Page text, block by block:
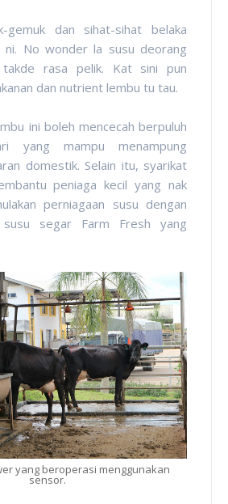
gemuk dan sihat-sihat belaka
ni. No wonder la susu deorang
rasa pelik. Kat sini pun
dan nutrient lembu tu tau.
ini boleh mencecah berpuluh
yang mampu menampung
domestik. Selain itu, syarikat
peniaga kecil yang nak
perniagaan susu dengan
segar Farm Fresh yang
yang beroperasi menggunakan
sensor.